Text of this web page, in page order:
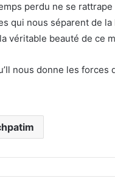
perdu ne se
qui nous séparent de
véritable beauté de ce
nous donne les forces